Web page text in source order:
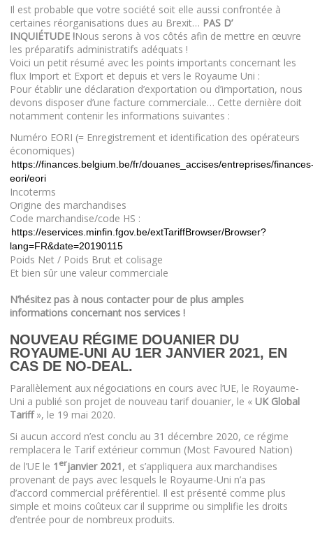
Il est probable que votre société soit elle aussi confrontée à
certaines réorganisations dues au Brexit… PAS D’
INQUIÉTUDE !Nous serons à vos côtés afin de mettre en œuvre
les préparatifs administratifs adéquats !
Voici un petit résumé avec les points importants concernant les
flux Import et Export et depuis et vers le Royaume Uni :
Pour établir une déclaration d’exportation ou d’importation, nous
devons disposer d’une facture commerciale… Cette dernière doit
notamment contenir les informations suivantes :
Numéro EORI (= Enregistrement et identification des opérateurs
économiques)
https://finances.belgium.be/fr/douanes_accises/entreprises/
eori/eori
Incoterms
Origine des marchandises
Code marchandise/code HS :
https://eservices.minfin.fgov.be/extTariffBrowser/Browser?
lang=FR&date=20190115
Poids Net / Poids Brut et colisage
Et bien sûr une valeur commerciale
N’hésitez pas à nous contacter pour de plus amples
informations concernant nos services !
NOUVEAU RÉGIME DOUANIER DU
ROYAUME-UNI AU 1ER JANVIER 2021, EN
CAS DE NO-DEAL.
Parallèlement aux négociations en cours avec l’UE, le Royaume-
Uni a publié son projet de nouveau tarif douanier, le « UK Global
Tariff», le 19 mai 2020.
Si aucun accord n’est conclu au 31 décembre 2020, ce régime
remplacera le Tarif extérieur commun (Most Favoured Nation)
de l’UE le 1 erjanvier 2021, et s’appliquera aux marchandises
provenant de pays avec lesquels le Royaume-Uni n’a pas
d’accord commercial préférentiel. Il est présenté comme plus
simple et moins coûteux car il supprime ou simplifie les droits
d’entrée pour de nombreux produits.